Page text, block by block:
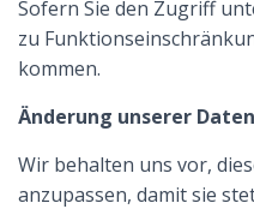
Sofern Sie den Zugriff
zu
kommen.
Änderung unserer
Wir behalten uns vor,
anzupassen, damit sie